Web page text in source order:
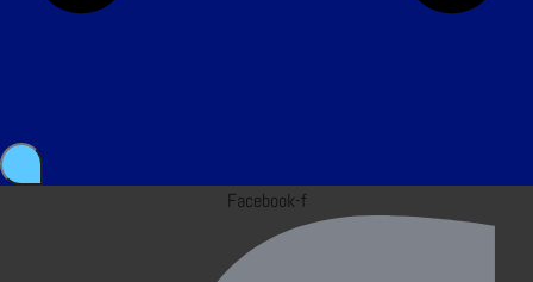
Facebook-f